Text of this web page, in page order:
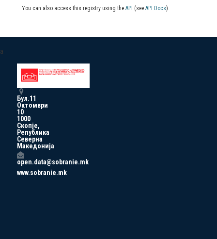
You can also access this registry using the API (see API Docs).
a
Бул.11
Октомври
10
1000
Скопје,
Република
Северна
Македонија
open.data@sobranie.mk
www.sobranie.mk